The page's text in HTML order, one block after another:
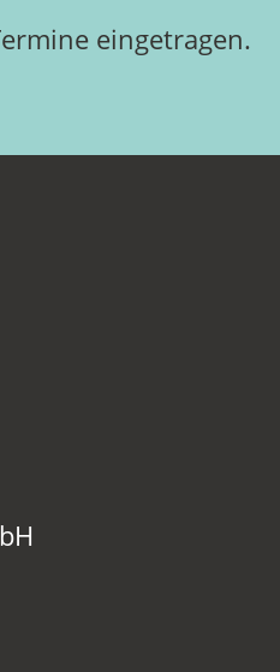
eingetragen.